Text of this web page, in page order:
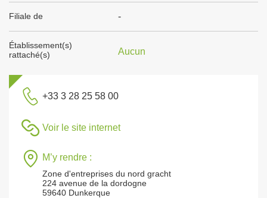
Filiale de -
Établissement(s)
rattaché(s)
Aucun
+33 3 28 25 58 00
Voir le site internet
M’y rendre :
Zone d'entreprises du nord gracht
224 avenue de la dordogne
59640 Dunkerque